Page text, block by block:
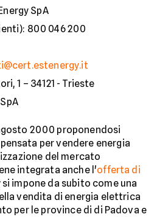
SpA
800 046 200
1 – 34121 - Trieste
2000 proponendosi
per vendere energia
del mercato
integrata anche l'offerta di
impone da subito come una
vendita di energia elettrica
per le province di di Padova e